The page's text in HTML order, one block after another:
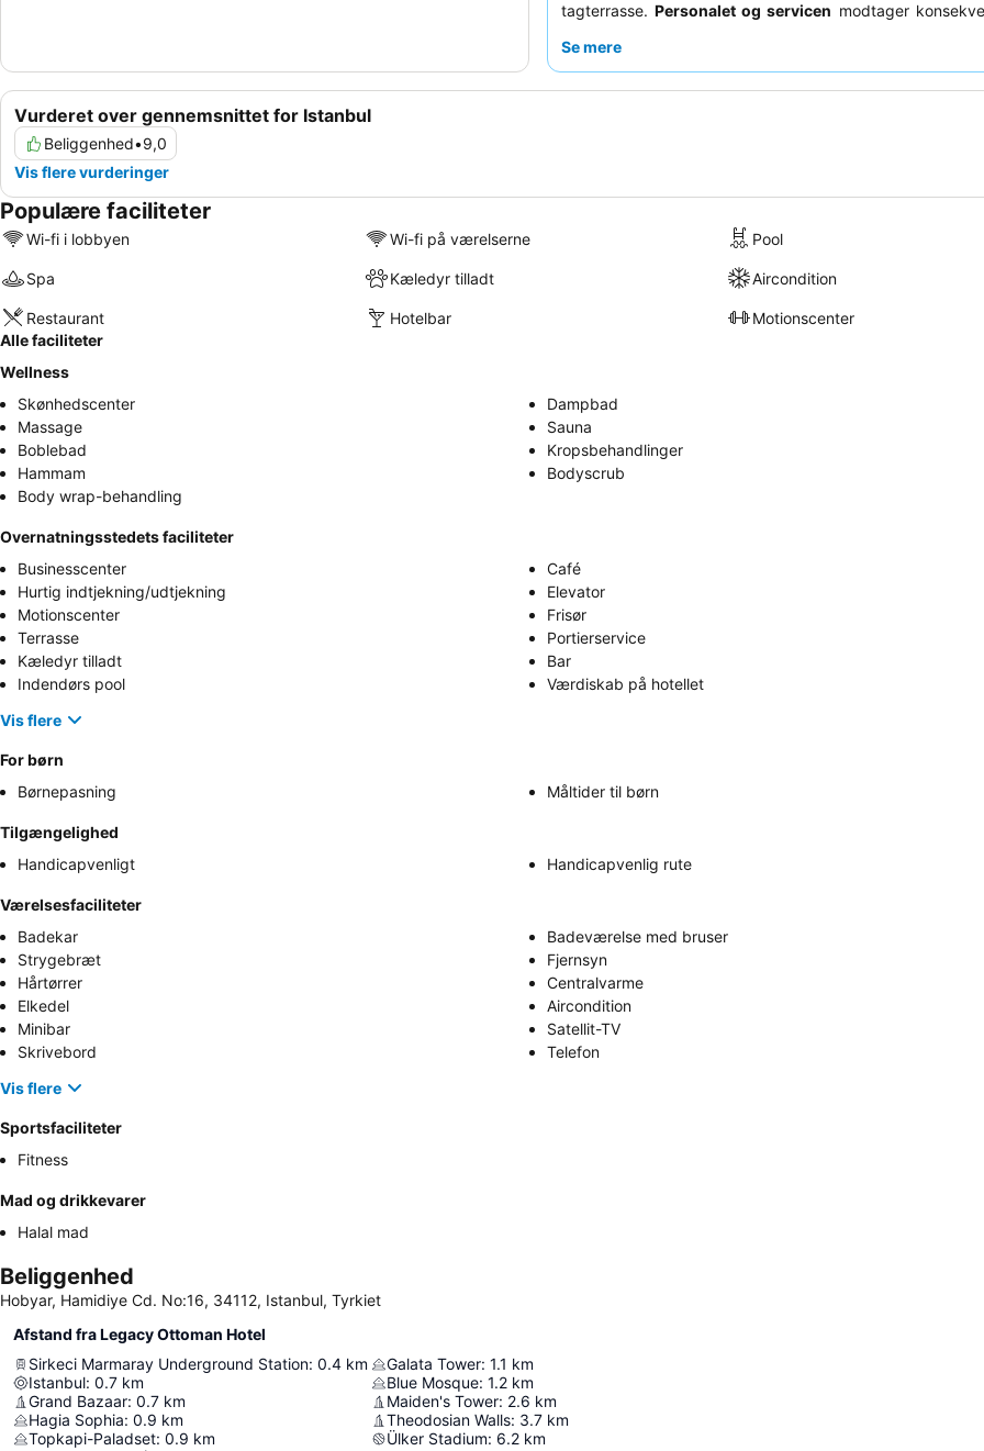
tagterrasse.Personalet og servicen modtager
virkelig mindeværdig oplevelse kan du overveje at
Se mere
Vurderet over gennemsnittet for Istanbul
Beliggenhed•9,0
Vis flere vurderinger
Populære faciliteter
Wi-fi i lobbyen Wi-fi på værelserne Pool
Spa Kæledyr tilladt Aircondition
Restaurant Hotelbar
Motionscenter
Alle faciliteter
Wellness
Skønhedscenter
Dampbad
Massage
Sauna
Boblebad
Kropsbehandlinger
Hammam
Bodyscrub
Body wrap-behandling
Overnatningsstedets faciliteter
Businesscenter
Café
Hurtig indtjekning/udtjekning
Elevator
Motionscenter
Frisør
Terrasse
Portierservice
Kæledyr tilladt
Bar
Indendørs pool
Værdiskab på hotellet
Vis flere
For børn
Børnepasning
Måltider til børn
Tilgængelighed
Handicapvenligt
Handicapvenlig rute
Værelsesfaciliteter
Badekar
Badeværelse med bruser
Strygebræt
Fjernsyn
Hårtørrer
Centralvarme
Elkedel
Aircondition
Minibar
Satellit-TV
Skrivebord
Telefon
Vis flere
Sportsfaciliteter
Fitness
Mad og drikkevarer
Halal mad
Beliggenhed
Hobyar, Hamidiye Cd. No:16, 34112, Istanbul, Tyrkiet
Afstand fra Legacy Ottoman Hotel
Sirkeci Marmaray Underground Station: 0.4 km
Istanbul: 0.7 km
Grand Bazaar: 0.7 km
Hagia Sophia: 0.9 km
Topkapi-Paladset: 0.9 km
Galata Tower: 1.1 km
Blue Mosque: 1.2 km
Maiden's Tower: 2.6 km
Theodosian Walls: 3.7 km
Ülker Stadium: 6.2 km